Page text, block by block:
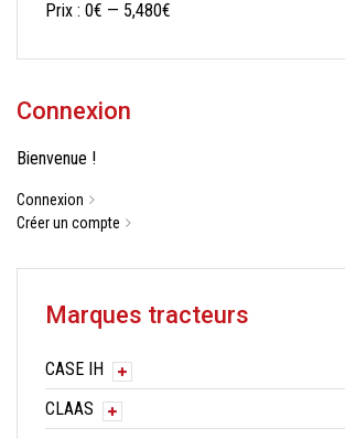
Prix
Prix
Prix : 0€ — 5,480€
Connexion
Bienvenue !
Connexion
Créer un compte
Marques tracteurs
CASE IH
CLAAS